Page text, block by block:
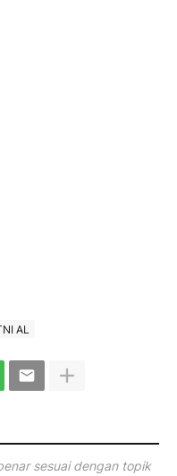
AL
sesuai dengan topik